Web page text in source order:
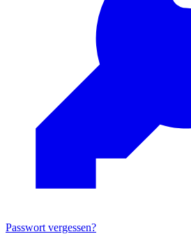
Passwort vergessen?